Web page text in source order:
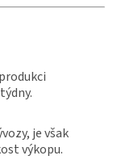
je však
výkopu.